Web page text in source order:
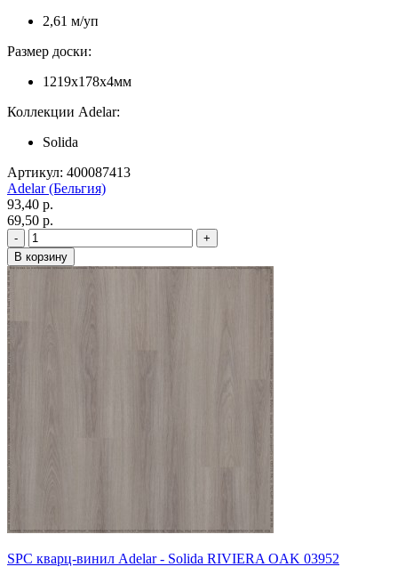
2,61 м/уп
Размер доски:
1219x178x4мм
Коллекции Adelar:
Solida
Артикул: 400087413
Adelar (Бельгия)
93,40 p.
69,50 p.
SPC кварц-винил Adelar - Solida RIVIERA OAK 03952